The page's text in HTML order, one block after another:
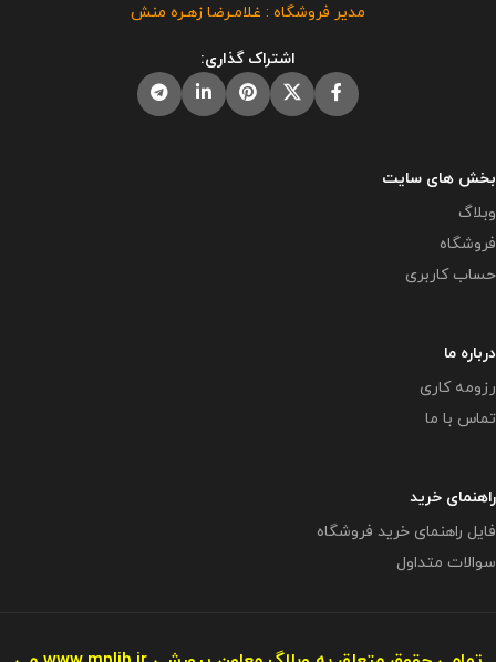
مدیر فروشگاه : غلامـرضا زهـره منش
اشتراک گذاری:
بخش های سایت
وبلاگ
فروشگاه
حساب کاربری
درباره ما
رزومه کاری
تماس با ما
راهنمای خرید
فایل راهنمای خرید فروشگاه
سوالات متداول